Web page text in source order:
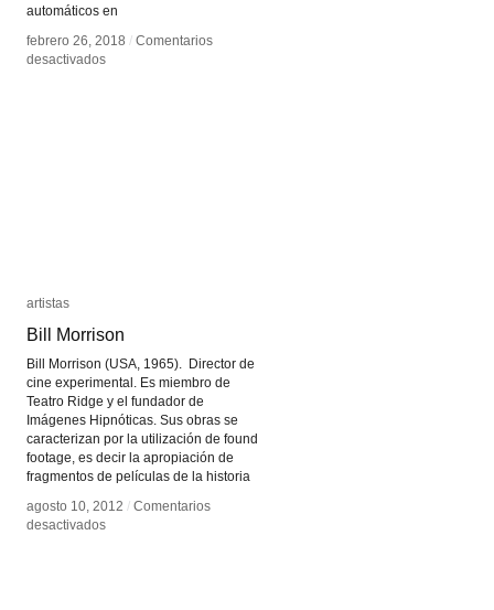
automáticos en
febrero 26, 2018 / Comentarios
desactivadosen
febrero 26, 2018 / Comentarios
desactivadosen
artistas
Bill Morrison
Bill Morrison (USA, 1965). Director de
cine experimental. Es miembro de
Teatro Ridge y el fundador de
Imágenes Hipnóticas. Sus obras se
caracterizan por la utilización de found
footage, es decir la apropiación de
fragmentos de películas de la historia
agosto 10, 2012 / Comentarios
desactivadosen
artistas
Bill Morrison
agosto 10, 2012 / Comentarios
desactivadosen